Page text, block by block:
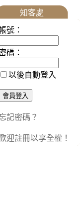
知客處
號：
碼：
以後自動登入
記密碼？
迎註冊以享全權！